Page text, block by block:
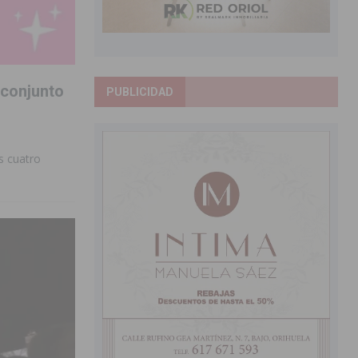
cuatro
PUBLICIDAD